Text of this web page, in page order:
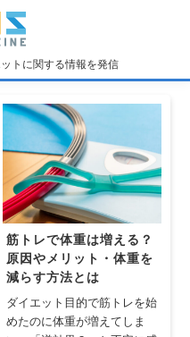
トに関する情報を発信
筋トレで体重は増える？
原因やメリット・体重を
減らす方法とは
ダイエット目的で筋トレを始
めたのに体重が増えてしま